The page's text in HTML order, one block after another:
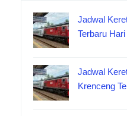
Jadwal
Terbaru Hari
Jadwal
Krenceng